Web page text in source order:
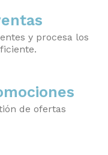
y procesa los
de ofertas